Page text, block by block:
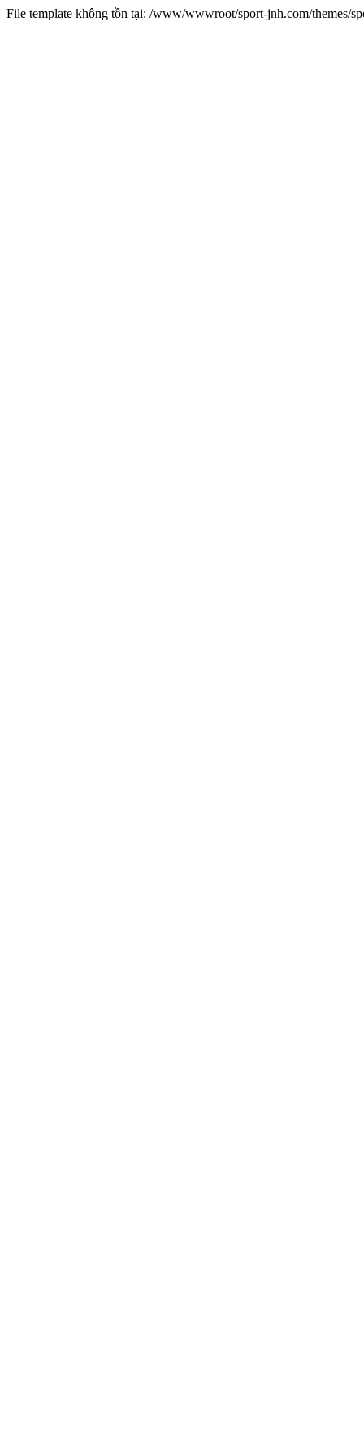
File template không tồn tại: /www/wwwroot/sport-jnh.com/themes/